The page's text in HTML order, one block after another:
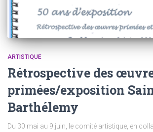
ARTISTIQUE
Rétrospective des
primées/exposition
Barthélemy
Du 30 mai au 9 juin, le comité artistique, en